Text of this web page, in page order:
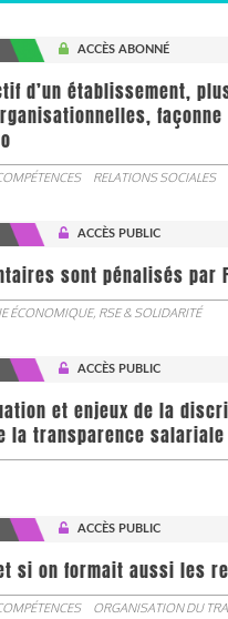
ACCÈS ABONNÉ
d’un établissement,
RELATIONS SOCIALES
ACCÈS PUBLIC
sont pénalisés par
ÉCONOMIQUE, RSE & SOLIDARITÉ
ACCÈS PUBLIC
et enjeux de la
la transparence salariale
ACCÈS PUBLIC
si on formait aussi les
ORGANISATION DU